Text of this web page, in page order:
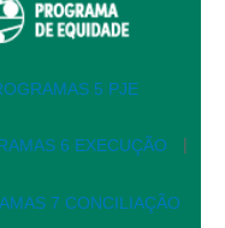
Documental
|